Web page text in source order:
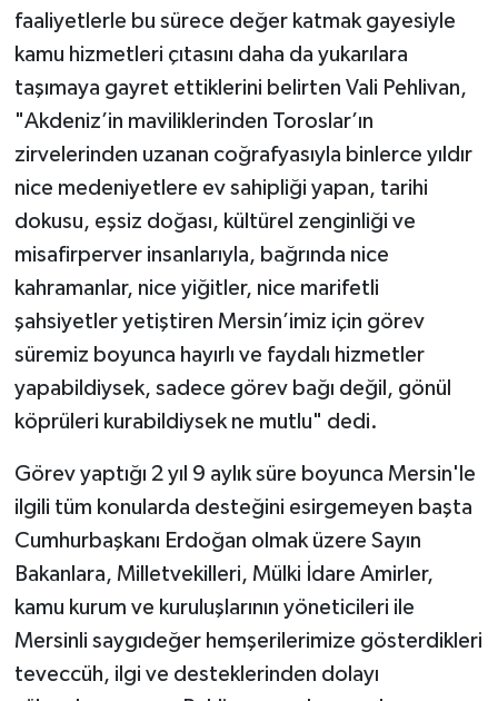
faaliyetlerle bu sürece değer katmak gayesiyle
kamu hizmetleri çıtasını daha da yukarılara
taşımaya gayret ettiklerini belirten Vali Pehlivan,
"Akdeniz’in maviliklerinden Toroslar’ın
zirvelerinden uzanan coğrafyasıyla binlerce yıldır
nice medeniyetlere ev sahipliği yapan, tarihi
dokusu, eşsiz doğası, kültürel zenginliği ve
misafirperver insanlarıyla, bağrında nice
kahramanlar, nice yiğitler, nice marifetli
şahsiyetler yetiştiren Mersin’imiz için görev
süremiz boyunca hayırlı ve faydalı hizmetler
yapabildiysek, sadece görev bağı değil, gönül
köprüleri kurabildiysek ne mutlu" dedi.
Görev yaptığı 2 yıl 9 aylık süre boyunca Mersin'le
ilgili tüm konularda desteğini esirgemeyen başta
Cumhurbaşkanı Erdoğan olmak üzere Sayın
Bakanlara, Milletvekilleri, Mülki İdare Amirler,
kamu kurum ve kuruluşlarının yöneticileri ile
Mersinli saygıdeğer hemşerilerimize gösterdikleri
teveccüh, ilgi ve desteklerinden dolayı